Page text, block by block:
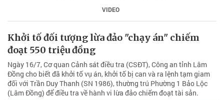
VIDEO
Khởi tố đối tượng lừa đảo "chạy án" chiếm
đoạt 550 triệu đồng
Ngày 16/7, Cơ quan Cảnh sát điều tra (CSĐT), Công an tỉnh Lâm
Đồng cho biết đã khởi tố vụ án, khởi tố bị can và ra lệnh tạm giam
đối với Trần Duy Thanh (SN 1986), thường trú Phường 1 Bảo Lộc
(Lâm Đồng) để điều tra về hành vi lừa đảo chiếm đoạt tài sản.